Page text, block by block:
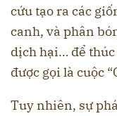
cứu tạo ra các
canh, và phân
dịch hại… để
được gọi là cuộc
Tuy nhiên, sự